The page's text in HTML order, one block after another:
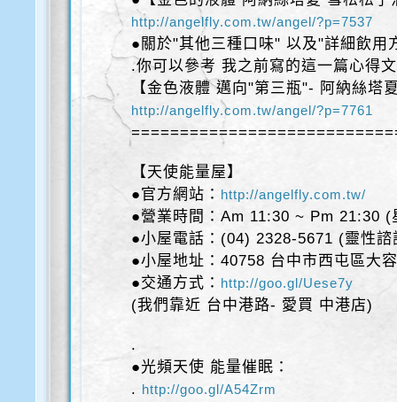
http://angelfly.com.tw/angel/?p=7537
●關於"其他三種口味" 以及"詳細飲用
.你可以參考 我之前寫的這一篇心得
【金色液體 邁向"第三瓶"- 阿納絲塔
http://angelfly.com.tw/angel/?p=7761
【天使能量屋】
●官方網站： http://angelfly.com.tw/
●營業時間：Am 11:30 ~ Pm 21:30 (
●小屋電話：(04) 2328-5671 (靈性
●小屋地址：40758 台中市西屯區大
●交通方式： http://goo.gl/Uese7y
(我們靠近 台中港路- 愛買 中港店)
.
●光頻天使 能量催眠：
. http://goo.gl/A54Zrm